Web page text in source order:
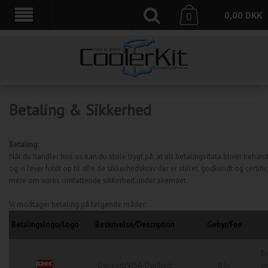
0,00 DKK
0
Betaling & Sikkerhed
Betaling:
Når du handler hos os kan du stole trygt på, at alt betalingsdata bliver
og vi lever fuldt op til alle de sikkerhedskrav der er stillet, godkendt og
mere om vores omfattende sikkerhed under skemaet.
Vi modtager betaling på følgende måder:
Betalingslogo/Logo
Beskrivelse/Description Gebyr/Fee